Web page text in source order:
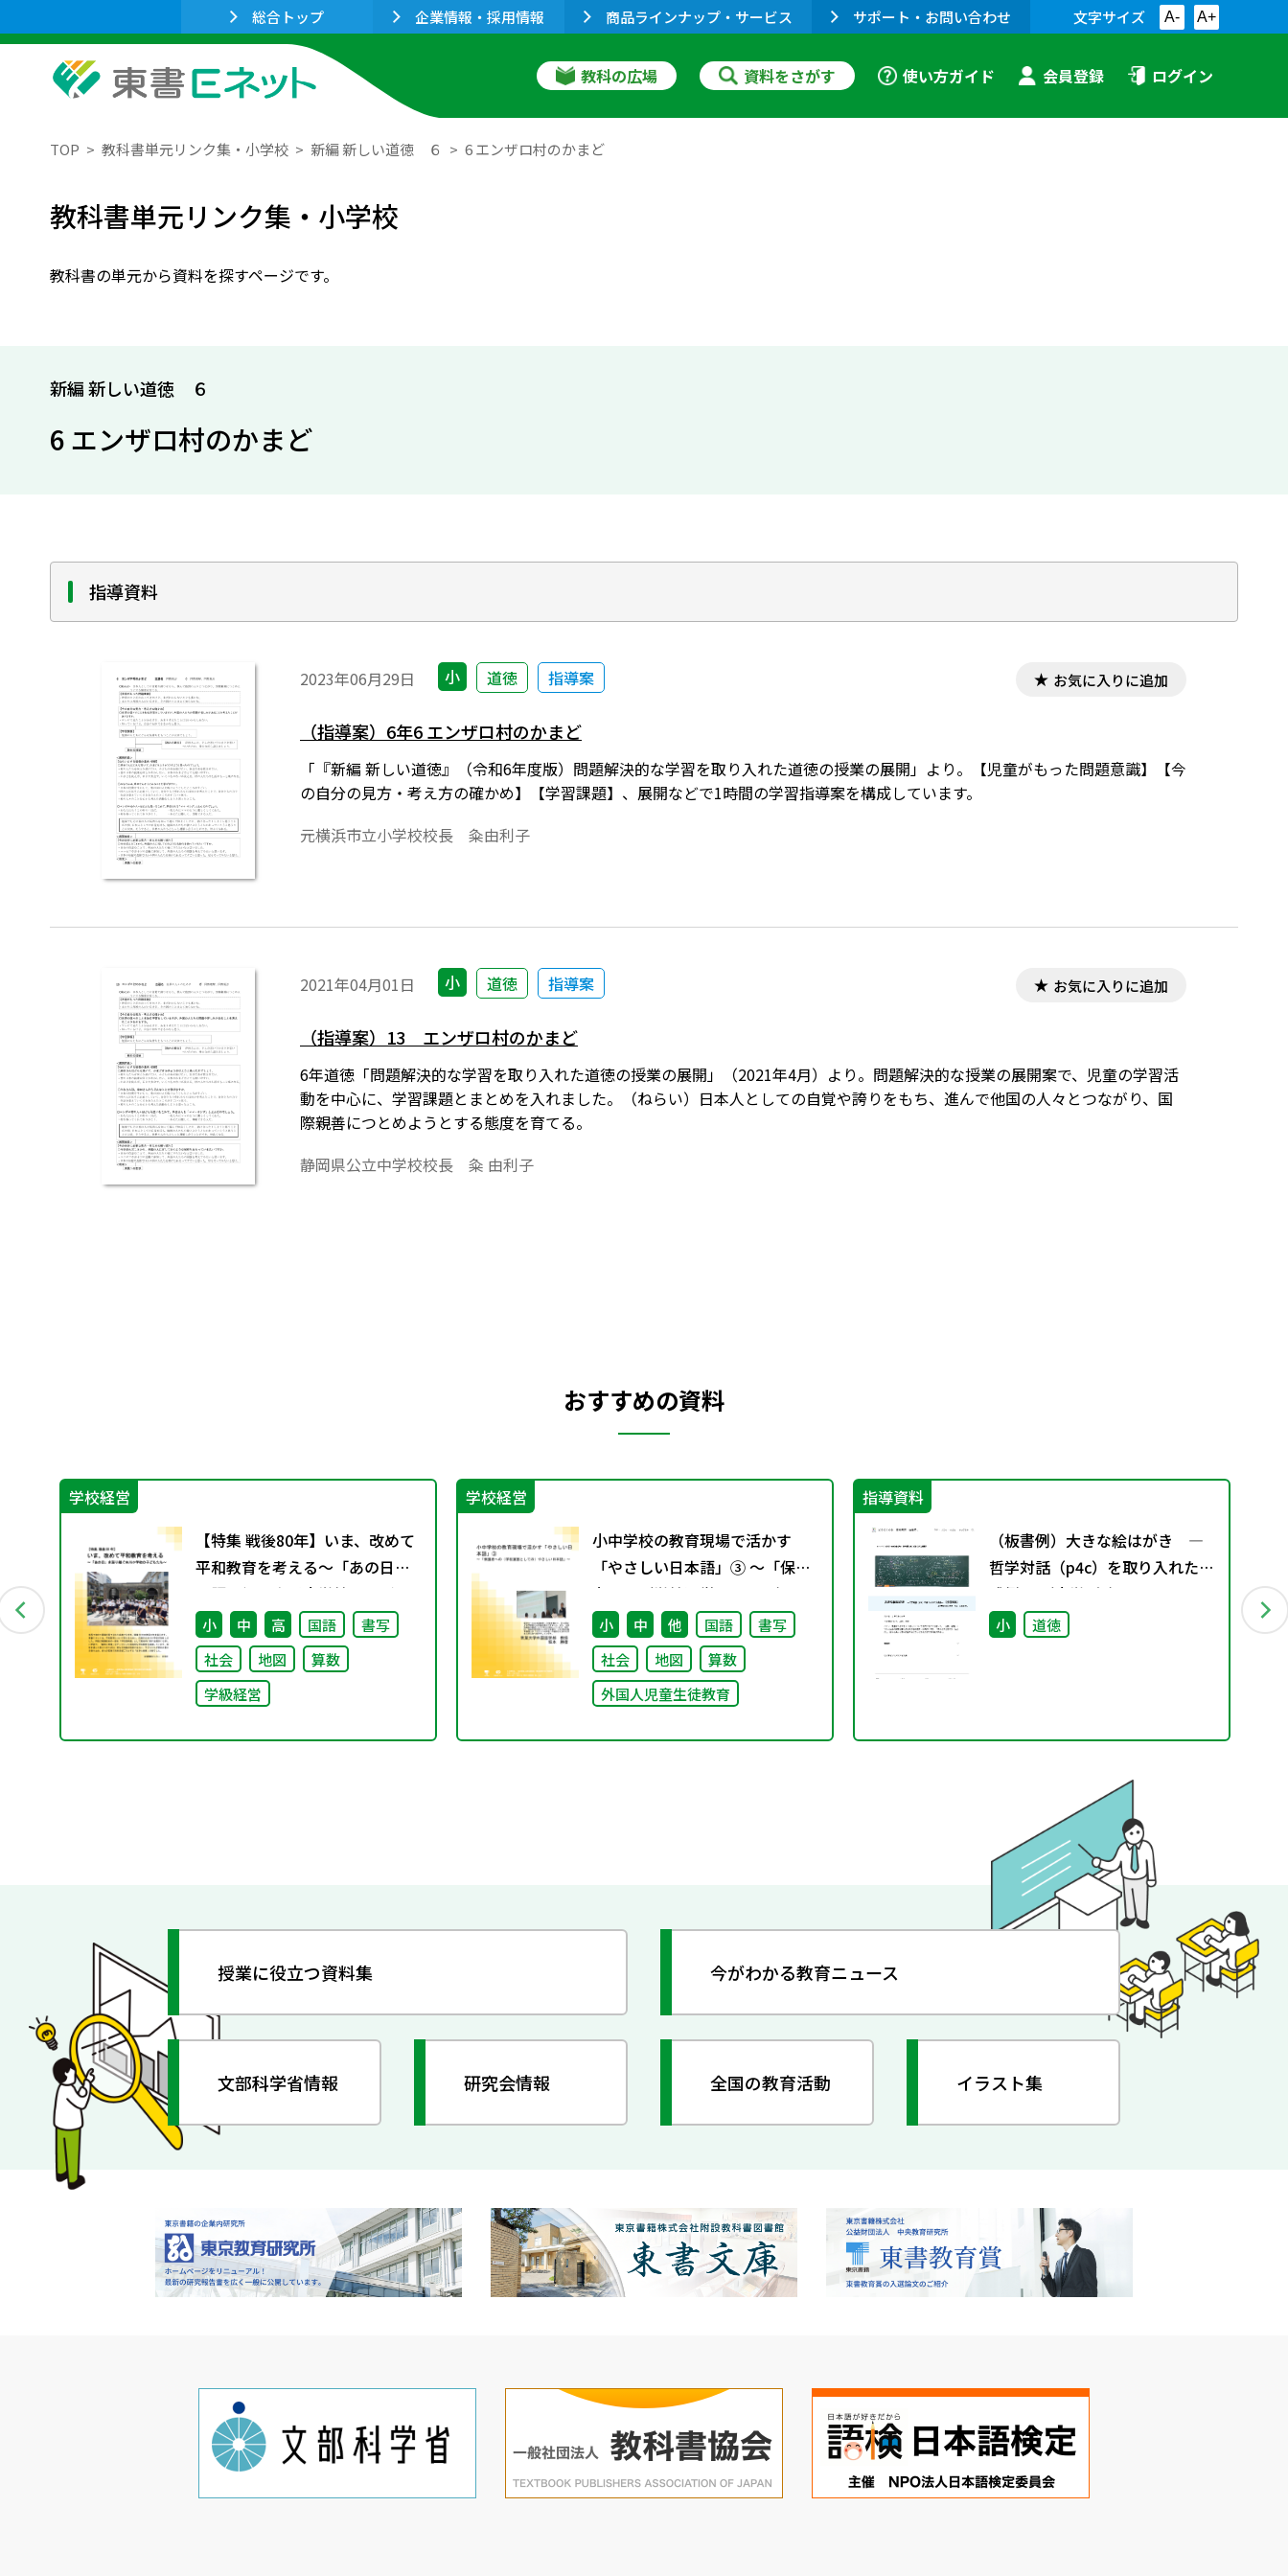
総合トップ 企業情報・採用情報 商品ラインナップ・サービス サポート・お問い合わせ 文字サイズ A- A+
教科の広場 資料をさがす 使い方ガイド 会員登録 ログイン
TOP 教科書単元リンク集・小学校 新編 新しい道徳 ６ 6 エンザロ村のかまど
教科書単元リンク集・小学校
教科書の単元から資料を探すページです。
新編 新しい道徳 ６
6 エンザロ村のかまど
指導資料
2023年06月29日 小 道徳 指導案 お気に入りに追加
（指導案）6年6 エンザロ村のかまど
「『新編 新しい道徳』（令和6年度版）問題解決的な学習を取り入れた道徳の授業の展開」より。【児童がもった問題意識】【今
の自分の見方・考え方の確かめ】【学習課題】、展開などで1時間の学習指導案を構成しています。
元横浜市立小学校校長 粂由利子
2021年04月01日 小 道徳 指導案 お気に入りに追加
（指導案）13 エンザロ村のかまど
6年道徳「問題解決的な学習を取り入れた道徳の授業の展開」（2021年4月）より。問題解決的な授業の展開案で、児童の学習活
動を中心に、学習課題とまとめを入れました。（ねらい）日本人としての自覚や誇りをもち、進んで他国の人々とつながり、国
際親善につとめようとする態度を育てる。
静岡県公立中学校校長 粂 由利子
おすすめの資料
学校経営
【特集 戦後80年】いま、改めて
平和教育を考える〜「あの日」
を語り継ぐ本川小学校の子ども
たち〜
小 中 高 国語
書写
社会
地図
算数
学級経営
学校経営
小中学校の教育現場で活かす
「やさしい日本語」③ ～「保護
者への（学校運営としての）や
さしい日本語」～
小 中 他 国語
書写
社会
地図
算数
外国人児童生徒教育
指導資料
（板書例）大きな絵はがき ―
哲学対話（p4c）を取り入れた実
践例― （小学4年）
小 道徳
授業に役立つ資料集 今がわかる教育ニュース
文部科学省情報 研究会情報 全国の教育活動 イラスト集